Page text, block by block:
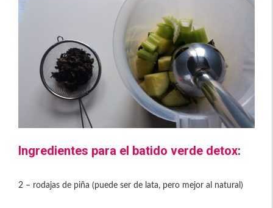
Ingredientes para el batido verde detox:
2 – rodajas de piña (puede ser de lata, pero mejor al natural)